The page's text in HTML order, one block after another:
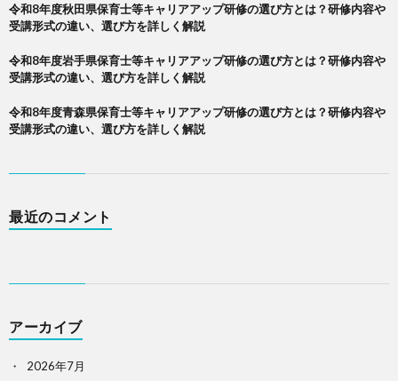
令和8年度秋田県保育士等キャリアアップ研修の選び方とは？研修内容や
受講形式の違い、選び方を詳しく解説
令和8年度岩手県保育士等キャリアアップ研修の選び方とは？研修内容や
受講形式の違い、選び方を詳しく解説
令和8年度青森県保育士等キャリアアップ研修の選び方とは？研修内容や
受講形式の違い、選び方を詳しく解説
最近のコメント
アーカイブ
2026年7月